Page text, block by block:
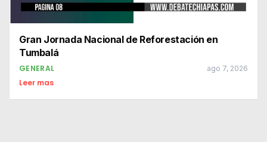
Gran Jornada Nacional de Reforestación en
Tumbalá
GENERAL ago 7, 2026
Leer mas